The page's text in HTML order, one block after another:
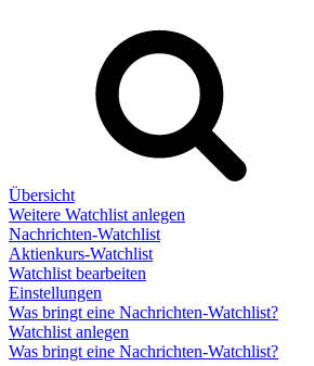
Übersicht
Weitere Watchlist anlegen
Nachrichten-Watchlist
Aktienkurs-Watchlist
Watchlist bearbeiten
Einstellungen
Was bringt eine Nachrichten-Watchlist?
Watchlist anlegen
Was bringt eine Nachrichten-Watchlist?